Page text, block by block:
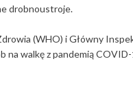
drobnoustroje.
(WHO) i Główny
na walkę z pandemią